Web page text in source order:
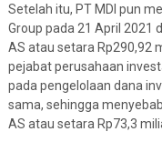
Setelah itu, PT MDI pun
Group pada 21 April 2021
AS atau setara Rp290,92
pejabat perusahaan
pada pengelolaan dana
sama, sehingga
AS atau setara Rp73,3